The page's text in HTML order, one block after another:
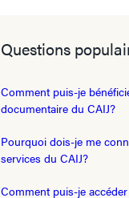
Questions
Comment puis-je
documentaire du CAIJ?
Pourquoi dois-je me
services du CAIJ?
Comment puis-je